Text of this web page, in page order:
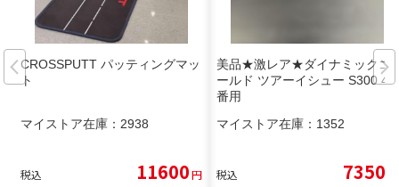
CROSSPUTT パッティングマッ
ト
マイストア在庫： 2938
税込 11600円
美品★激レア★ダイナミックゴ
ールド ツアーイシュー S300 4
番用
マイストア在庫： 1352
税込 7350